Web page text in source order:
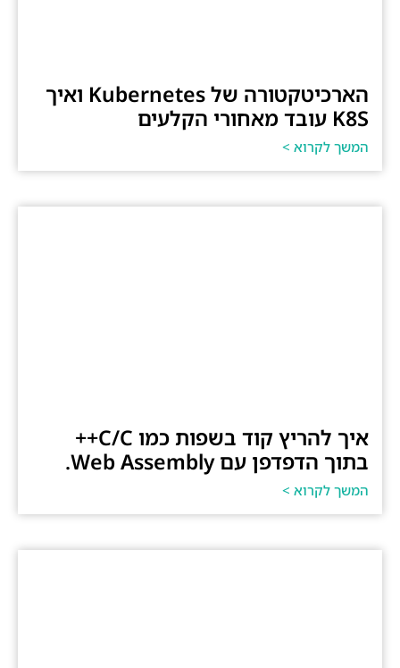
הארכיטקטורה של Kubernetes ואיך
K8S עובד מאחורי הקלעים
המשך לקרוא >
איך להריץ קוד בשפות כמו C/C++
בתוך הדפדפן עם Web Assembly.
המשך לקרוא >